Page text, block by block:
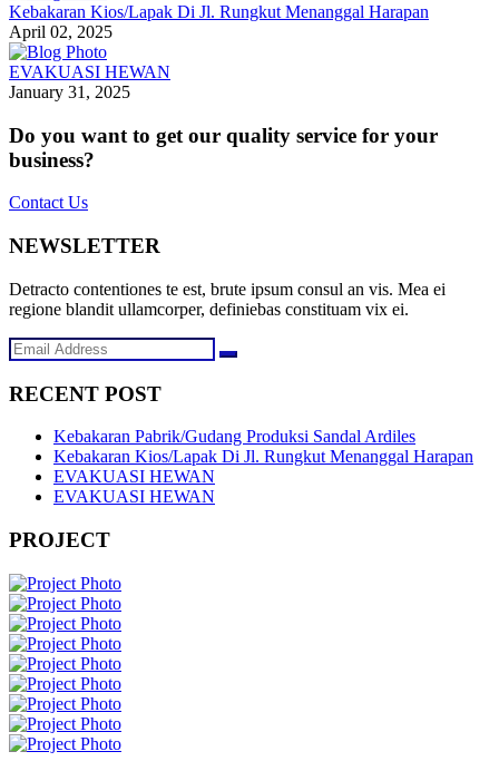
Kebakaran Kios/Lapak Di Jl. Rungkut Menanggal Harapan
April 02, 2025
EVAKUASI HEWAN
January 31, 2025
Do you want to get our quality service for your
business?
Contact Us
NEWSLETTER
Detracto contentiones te est, brute ipsum consul an vis. Mea ei
regione blandit ullamcorper, definiebas constituam vix ei.
RECENT POST
Kebakaran Pabrik/Gudang Produksi Sandal Ardiles
Kebakaran Kios/Lapak Di Jl. Rungkut Menanggal Harapan
EVAKUASI HEWAN
EVAKUASI HEWAN
PROJECT